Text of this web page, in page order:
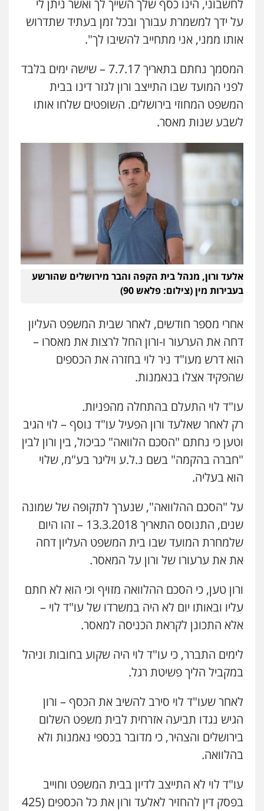
לחשבוני, הינו כסף שלך השייך לך ואשר ניתן לי
על ידך למשמרת עבורך ובכל זמן בעתיד שתדרוש
אותו ממני, אני מתחייב להשיבו לך".
המסמך נחתם בתאריך 7.7.17 – שישה ימים בלבד
לפני המועד שבו התייצב ורון לגזר דינו בבית
המשפט המחוזי בירושלים. השופטים שלחו אותו
לשבע שנות מאסר.
אלעד ורון, מנהל בית הקפה והבר מירושלים שהורשע
בעבירות מין (צילום: פלאש 90)
אחרי מספר חודשים, לאחר שבית המשפט העליון
דחה את הערעור ו-ורון החל לרצות את מאסרו –
הוא דרש מעו"ד ניר לוי בחזרה את הכספים
שהפקיד אצלו בנאמנות.
עו"ד לוי התעלם בהתחלה מהפניות.
רק לאחר שאלעד ורון הפעיל עו"ד נוסף – לוי הגיב
וטען כי נחתם "הסכם הלוואה" כביכול, בין ורון לבין
"חברה בהקמה" בשם נ.ל.ע ויליגר בע"מ, שלוי
הוא בעליה.
על "הסכם ההלוואה", שנערך לתקופה של שמונה
שנים, התנוסס התאריך 13.3.2018 – זהו היום
שלמחרת המועד שבו בית המשפט העליון דחה
את את ערעורו של ורון על המאסר.
ורון טען, כי הסכם ההלוואה מזויף וכי הוא לא חתם
עליו ובאותו יום לא היה במשרדו של עו"ד לוי –
אלא התכונן לקראת הכניסה למאסר.
לימים התברר, כי עו"ד לוי היה שקוע בחובות וניהל
במקביל הליך פשיטת רגל.
לאחר שעו"ד לוי סירב להשיב את הכסף – ורון
הגיש נגדו תביעה אזרחית לבית משפט השלום
בירושלים והצהיר, כי מדובר בכספי נאמנות ולא
בהלוואה.
עו"ד לוי לא התייצב לדיון בבית המשפט וחוייב
בפסק דין להחזיר לאלעד ורון את כל הכספים (425